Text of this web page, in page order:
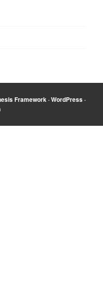
Framework ·WordPress ·